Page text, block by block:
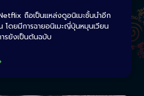
ถือเป็นแหล่งดูอนิเมะชั้นนำอีก
โดยมีการฉายอนิเมะญี่ปุ่นหมุนเวียน
รยังเป็นต้นฉบับ